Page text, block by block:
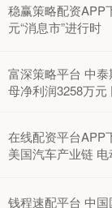
稳赢策略配资APP
元“消息市”进行时
富深策略平台 中
母净利润3258万元
在线配资平台APP
美国汽车产业链
钱程速配平台 中